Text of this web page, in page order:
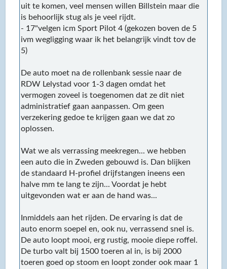
uit te komen, veel mensen willen Billstein maar die
is behoorlijk stug als je veel rijdt.
- 17"velgen icm Sport Pilot 4 (gekozen boven de 5
ivm wegligging waar ik het belangrijk vindt tov de
5)
De auto moet na de rollenbank sessie naar de
RDW Lelystad voor 1-3 dagen omdat het
vermogen zoveel is toegenomen dat ze dit niet
administratief gaan aanpassen. Om geen
verzekering gedoe te krijgen gaan we dat zo
oplossen.
Wat we als verrassing meekregen... we hebben
een auto die in Zweden gebouwd is. Dan blijken
de standaard H-profiel drijfstangen ineens een
halve mm te lang te zijn... Voordat je hebt
uitgevonden wat er aan de hand was...
Inmiddels aan het rijden. De ervaring is dat de
auto enorm soepel en, ook nu, verrassend snel is.
De auto loopt mooi, erg rustig, mooie diepe roffel.
De turbo valt bij 1500 toeren al in, is bij 2000
toeren goed op stoom en loopt zonder ook maar 1